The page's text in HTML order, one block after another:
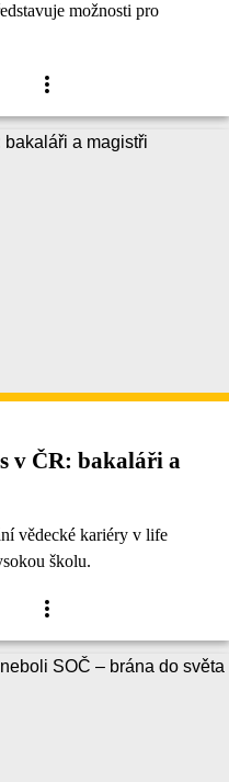
možnosti pro
v ČR: bakaláři a
vědecké kariéry v life
školu.